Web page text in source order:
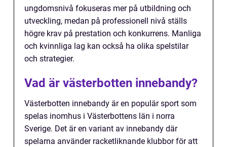
ungdomsnivå fokuseras mer på utbildning och
utveckling, medan på professionell nivå ställs
högre krav på prestation och konkurrens. Manliga
och kvinnliga lag kan också ha olika spelstilar
och strategier.
Vad är västerbotten innebandy?
Västerbotten innebandy är en populär sport som
spelas inomhus i Västerbottens län i norra
Sverige. Det är en variant av innebandy där
spelarna använder racketliknande klubbor för att